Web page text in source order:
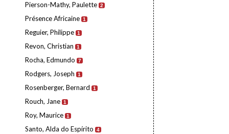
Pierson-Mathy, Paulette 2
Présence Africaine 1
Reguier, Philippe 1
Revon, Christian 1
Rocha, Edmundo 7
Rodgers, Joseph 1
Rosenberger, Bernard 1
Rouch, Jane 1
Roy, Maurice 1
Santo, Alda do Espírito 4